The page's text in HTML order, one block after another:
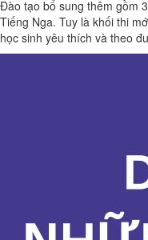
Đào tạo bổ sung thêm gồm
Tiếng Nga. Tuy là khối thi
học sinh yêu thích và theo